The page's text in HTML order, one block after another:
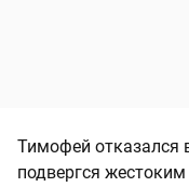
Тимофей отказался
подвергся